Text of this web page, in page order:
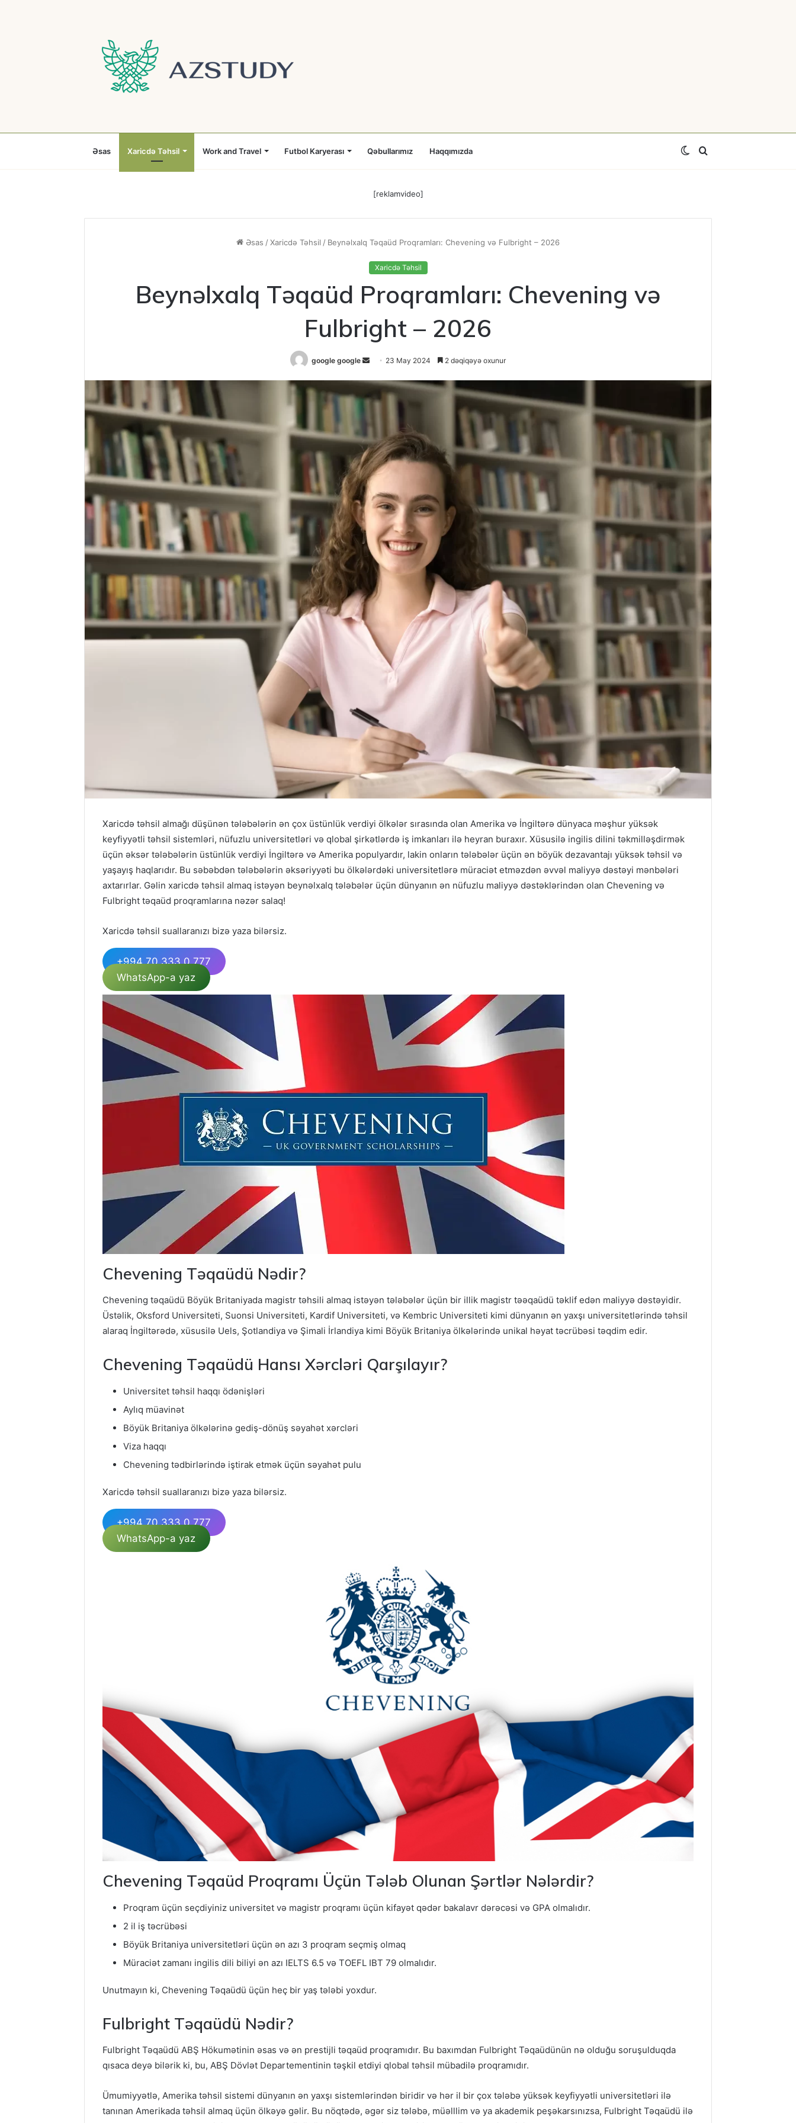
Əsas Xaricdə Təhsil Work and Travel Futbol Karyerası Qəbullarımız Haqqımızda Axtar
Switch
[reklamvideo]
Əsas /Xaricdə Təhsil / Beynəlxalq Təqaüd Proqramları: Chevening və Fulbright – 2026
Xaricdə Təhsil
Beynəlxalq Təqaüd Proqramları: Chevening və
Fulbright – 2026
google google
Send
email
23 May 2024 2 dəqiqəyə oxunur
Xaricdə təhsil almağı düşünən tələbələrin ən çox üstünlük verdiyi ölkələr sırasında olan Amerika və İngiltərə dünyaca məşhur yüksək
keyfiyyətli təhsil sistemləri, nüfuzlu universitetləri və qlobal şirkətlərdə iş imkanları ilə heyran buraxır. Xüsusilə ingilis dilini təkmilləşdirmək
üçün əksər tələbələrin üstünlük verdiyi İngiltərə və Amerika populyardır, lakin onların tələbələr üçün ən böyük dezavantajı yüksək təhsil və
yaşayış haqlarıdır. Bu səbəbdən tələbələrin əksəriyyəti bu ölkələrdəki universitetlərə müraciət etməzdən əvvəl maliyyə dəstəyi mənbələri
axtarırlar. Gəlin xaricdə təhsil almaq istəyən beynəlxalq tələbələr üçün dünyanın ən nüfuzlu maliyyə dəstəklərindən olan Chevening və
Fulbright təqaüd proqramlarına nəzər salaq!
Xaricdə təhsil suallaranızı bizə yaza bilərsiz.
+994 70 333 0 777
WhatsApp-a yaz
Chevening Təqaüdü Nədir?
Chevening təqaüdü Böyük Britaniyada magistr təhsili almaq istəyən tələbələr üçün bir illik magistr təəqaüdü təklif edən maliyyə dəstəyidir.
Üstəlik, Oksford Universiteti, Suonsi Universiteti, Kardif Universiteti, və Kembric Universiteti kimi dünyanın ən yaxşı universitetlərində təhsil
alaraq İngiltərədə, xüsusilə Uels, Şotlandiya və Şimali İrlandiya kimi Böyük Britaniya ölkələrində unikal həyat təcrübəsi təqdim edir.
Chevening Təqaüdü Hansı Xərcləri Qarşılayır?
Universitet təhsil haqqı ödənişləri
Aylıq müavinət
Böyük Britaniya ölkələrinə gediş-dönüş səyahət xərcləri
Viza haqqı
Chevening tədbirlərində iştirak etmək üçün səyahət pulu
Xaricdə təhsil suallaranızı bizə yaza bilərsiz.
+994 70 333 0 777
WhatsApp-a yaz
Chevening Təqaüd Proqramı Üçün Tələb Olunan Şərtlər Nələrdir?
Proqram üçün seçdiyiniz universitet və magistr proqramı üçün kifayət qədər bakalavr dərəcəsi və GPA olmalıdır.
2 il iş təcrübəsi
Böyük Britaniya universitetləri üçün ən azı 3 proqram seçmiş olmaq
Müraciət zamanı ingilis dili biliyi ən azı IELTS 6.5 və TOEFL IBT 79 olmalıdır.
Unutmayın ki, Chevening Təqaüdü üçün heç bir yaş tələbi yoxdur.
Fulbright Təqaüdü Nədir?
Fulbright Təqaüdü ABŞ Hökumətinin əsas və ən prestijli təqaüd proqramıdır. Bu baxımdan Fulbright Təqaüdünün nə olduğu soruşulduqda
qısaca deyə bilərik ki, bu, ABŞ Dövlət Departementinin təşkil etdiyi qlobal təhsil mübadilə proqramıdır.
Ümumiyyətlə, Amerika təhsil sistemi dünyanın ən yaxşı sistemlərindən biridir və hər il bir çox tələbə yüksək keyfiyyətli universitetləri ilə
tanınan Amerikada təhsil almaq üçün ölkəyə gəlir. Bu nöqtədə, əgər siz tələbə, müəlllim və ya akademik peşəkarsınızsa, Fulbright Təqaüdü ilə